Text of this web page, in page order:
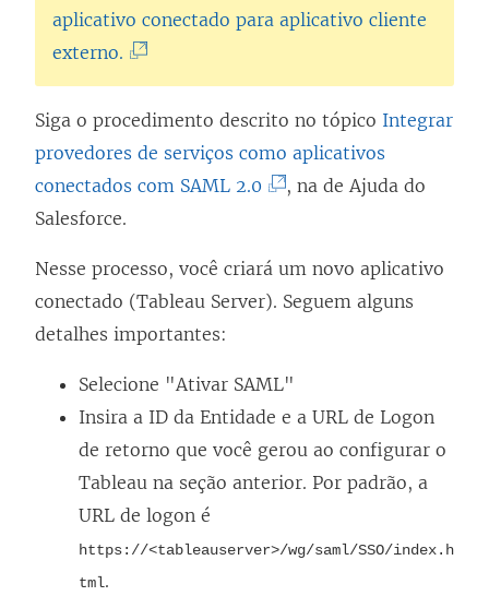
n
l
a
)
l
n
k
a
b
e
m
v
a
j
n
O
i
n
k
a
e
e
n
o
v
a
a
aplicativo conectado para aplicativo cliente
externo.
O
l
i
n
b
e
e
m
n
o
v
a
Siga o procedimento descrito no tópico Integrar
provedores de serviços como aplicativos
conectados com SAML 2.0
n
a
b
r
e
m
, na de Ajuda do
Salesforce.
Nesse processo, você criará um novo aplicativo
conectado (Tableau Server). Seguem alguns
detalhes importantes:
Selecione "Ativar SAML"
Insira a ID da Entidade e a URL de Logon
de retorno que você gerou ao configurar o
Tableau na seção anterior. Por padrão, a
URL de logon é
https://<tableauserver>/wg/saml/SSO/index.h
tml.